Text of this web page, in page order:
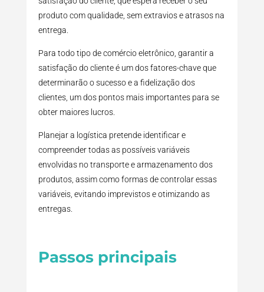
produto com qualidade, sem extravios e atrasos na
entrega.
Para todo tipo de comércio eletrônico, garantir a
satisfação do cliente é um dos fatores-chave que
determinarão o sucesso e a fidelização dos
clientes, um dos pontos mais importantes para se
obter maiores lucros.
Planejar a logística pretende identificar e
compreender todas as possíveis variáveis
envolvidas no transporte e armazenamento dos
produtos, assim como formas de controlar essas
variáveis, evitando imprevistos e otimizando as
entregas.
Passos principais